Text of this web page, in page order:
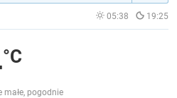
05:38 19:25
małe, pogodnie